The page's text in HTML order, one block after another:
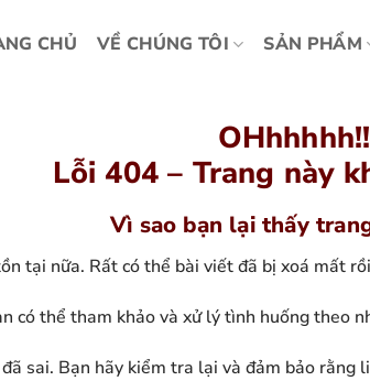
CHỦ VỀ CHÚNG TÔI SẢN PHẨM
OHhhhhh!!
Lỗi 404 – Trang này
Vì sao bạn lại thấy
tại nữa. Rất có thể bài viết đã bị xoá mất
có thể tham khảo và xử lý tình huống theo
sai. Bạn hãy kiểm tra lại và đảm bảo rằng